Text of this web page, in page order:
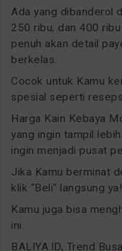
Ada yang dibanderol
250 ribu, dan 400
penuh akan detail
berkelas.
Cocok untuk Kamu
spesial seperti
Harga Kain Kebaya
yang ingin tampil
ingin menjadi pusat
Jika Kamu berminat
klik "Beli" langsung ya!
Kamu juga bisa
ini.
BALIYA.ID, Trend